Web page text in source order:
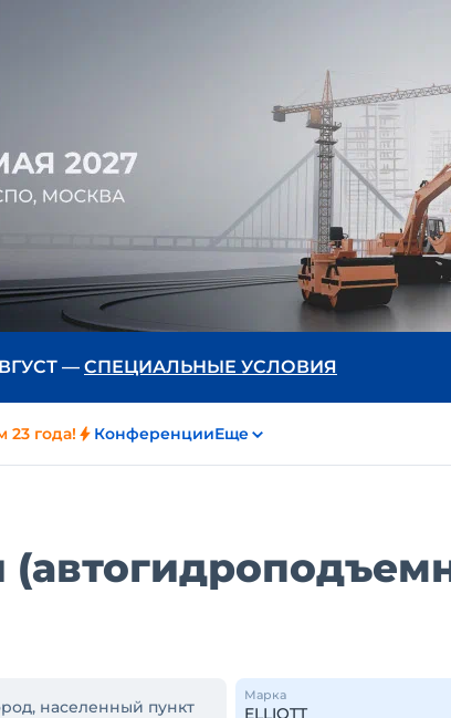
— СПЕЦИАЛЬНЫЕ УСЛОВИЯ
23 года! КонференцииЕще
населенный пункт
Марка